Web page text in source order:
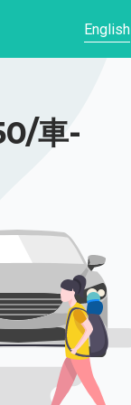
English
車-